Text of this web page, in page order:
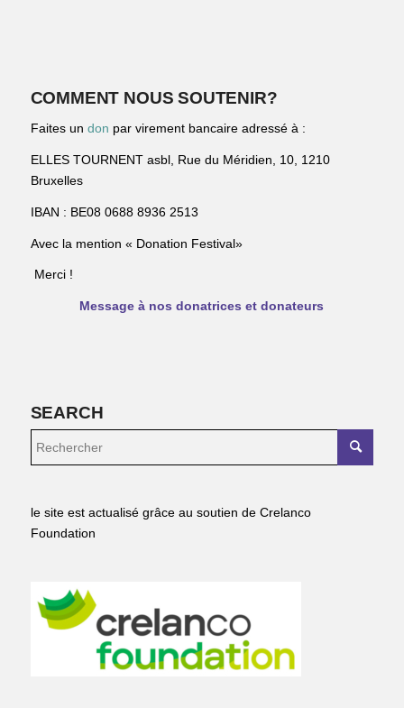
COMMENT NOUS SOUTENIR?
Faites un don par virement bancaire adressé à :
ELLES TOURNENT asbl, Rue du Méridien, 10, 1210
Bruxelles
IBAN : BE08 0688 8936 2513
Avec la mention « Donation Festival»
Merci !
Message à nos donatrices et donateurs
SEARCH
le site est actualisé grâce au soutien de Crelanco
Foundation